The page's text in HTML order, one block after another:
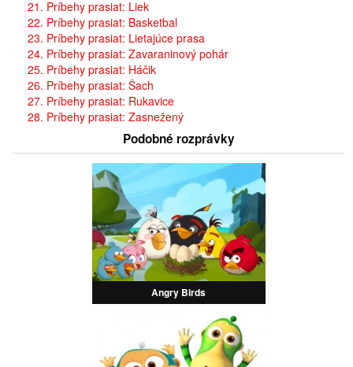
21. Príbehy prasiat: Liek
22. Príbehy prasiat: Basketbal
23. Príbehy prasiat: Lietajúce prasa
24. Príbehy prasiat: Zavaraninový pohár
25. Príbehy prasiat: Háčik
26. Príbehy prasiat: Šach
27. Príbehy prasiat: Rukavice
28. Príbehy prasiat: Zasnežený
Podobné rozprávky
Angry Birds